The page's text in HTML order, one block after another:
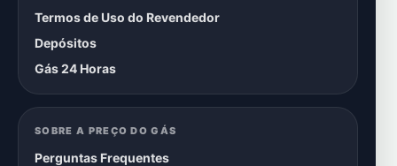
Termos de Uso do Revendedor
Depósitos
Gás 24 Horas
SOBRE A PREÇO DO GÁS
Perguntas Frequentes